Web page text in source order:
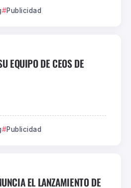
Publicidad
EQUIPO DE CEOS DE
Publicidad
EL LANZAMIENTO DE